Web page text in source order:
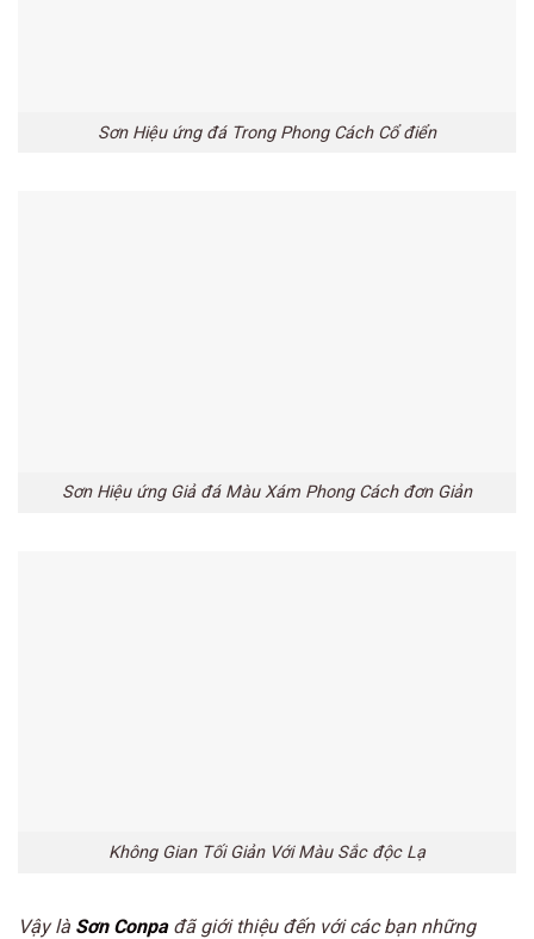
Sơn Hiệu ứng đá Trong Phong Cách Cổ điển
Sơn Hiệu ứng Giả đá Màu Xám Phong Cách đơn Giản
Không Gian Tối Giản Với Màu Sắc độc Lạ
Vậy là Sơn Conpa đã giới thiệu đến với các bạn những